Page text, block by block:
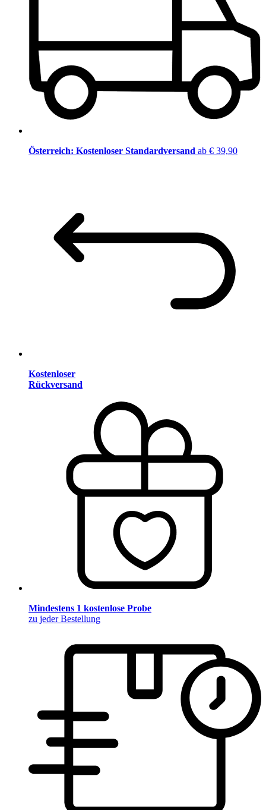
Österreich: Kostenloser Standardversand ab € 39,90
Kostenloser
Rückversand
Mindestens 1 kostenlose Probe
zu jeder Bestellung